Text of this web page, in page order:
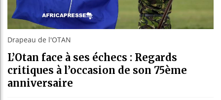
Drapeau de l'OTAN
L’Otan face à ses échecs : Regards
critiques à l’occasion de son 75ème
anniversaire